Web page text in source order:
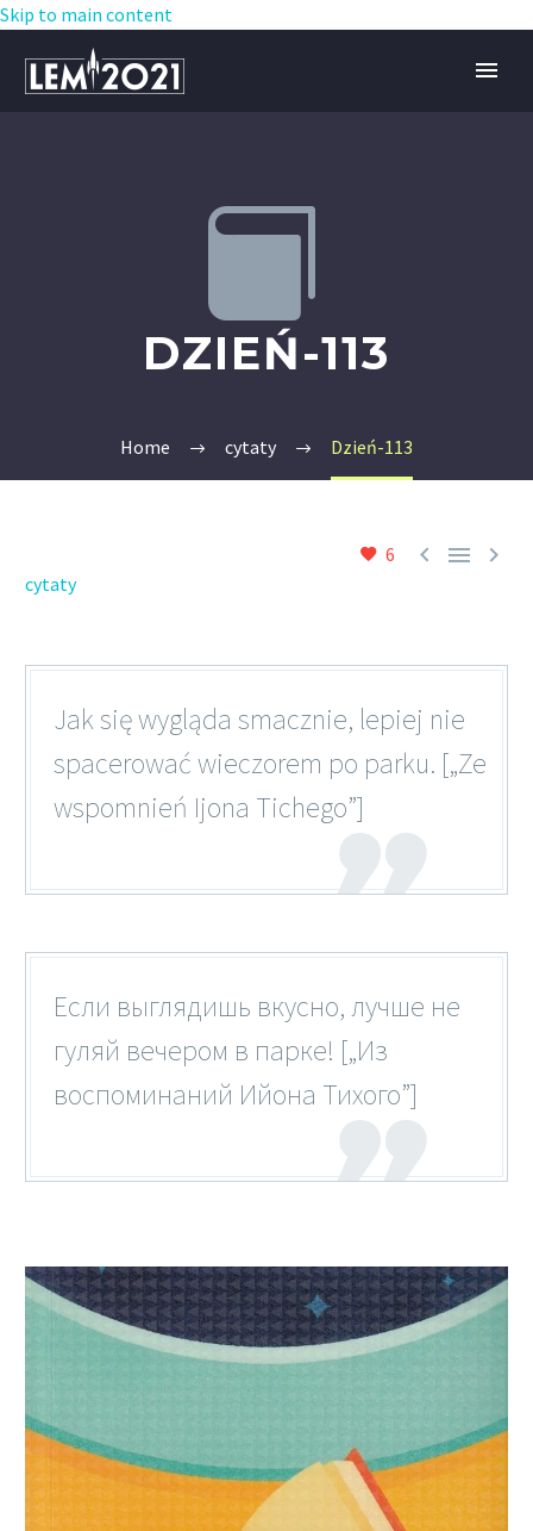
Skip to main content


DZIEŃ-113
Home cytaty Dzień-113
6   
cytaty
Jak się wygląda smacznie, lepiej nie
spacerować wieczorem po parku. [„Ze
wspomnień Ijona Tichego”]
Если выглядишь вкусно, лучше не
гуляй вечером в парке! [„Из
воспоминаний Ийона Тихого”]